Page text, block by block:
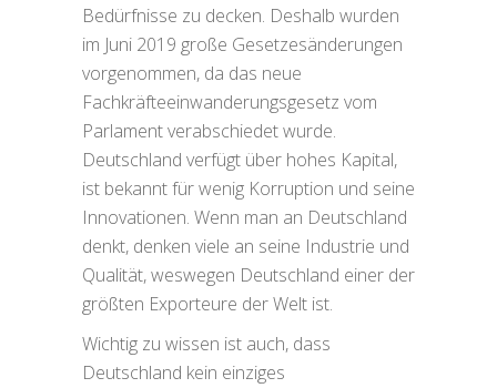
Bedürfnisse zu decken. Deshalb wurden
im Juni 2019 große Gesetzesänderungen
vorgenommen, da das neue
Fachkräfteeinwanderungsgesetz vom
Parlament verabschiedet wurde.
Deutschland verfügt über hohes Kapital,
ist bekannt für wenig Korruption und seine
Innovationen. Wenn man an Deutschland
denkt, denken viele an seine Industrie und
Qualität, weswegen Deutschland einer der
größten Exporteure der Welt ist.
Wichtig zu wissen ist auch, dass
Deutschland kein einziges